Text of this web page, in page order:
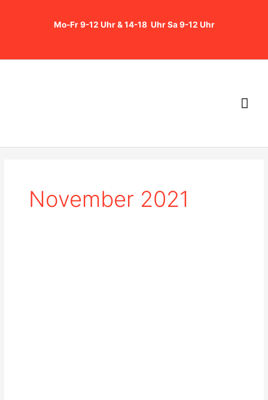
Mo-Fr 9-12 Uhr & 14-18 Uhr Sa 9-12 Uhr
November 2021